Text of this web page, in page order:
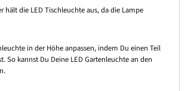
hält die LED Tischleuchte aus, da die Lampe
in der Höhe anpassen, indem Du einen Teil
So kannst Du Deine LED Gartenleuchte an den